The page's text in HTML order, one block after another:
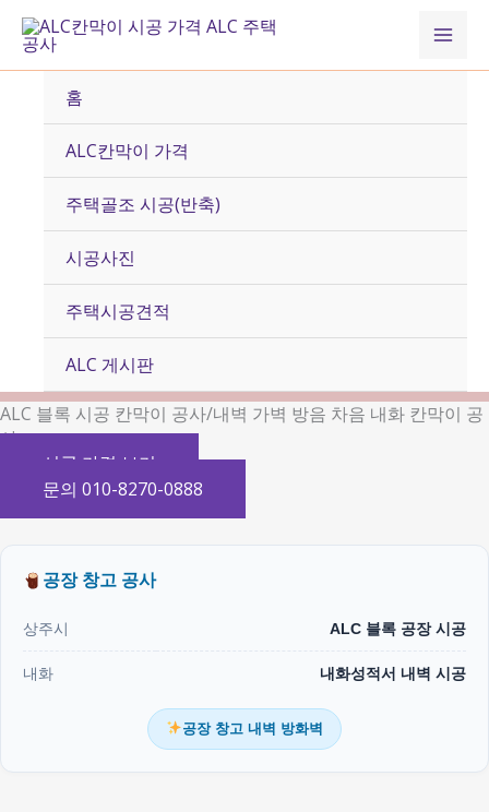
츠
홈
ALC칸막이 가격
주택골조 시공(반축)
시공사진
주택시공견적
ALC 게시판
ALC 블록 시공 칸막이 공사/내벽 가벽 방음 차음 내화 칸막이 공
사
시공 가격 보기
문의 010-8270-0888
공장 창고 공사
상주시 ALC 블록 공장 시공
내화 내화성적서 내벽 시공
공장 창고 내벽 방화벽